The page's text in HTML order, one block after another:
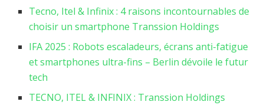
Tecno, Itel & Infinix : 4 raisons incontournables de
choisir un smartphone Transsion Holdings
IFA 2025 : Robots escaladeurs, écrans anti-fatigue
et smartphones ultra-fins – Berlin dévoile le futur
tech
TECNO, ITEL & INFINIX : Transsion Holdings